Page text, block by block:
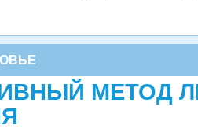
МЕТОД